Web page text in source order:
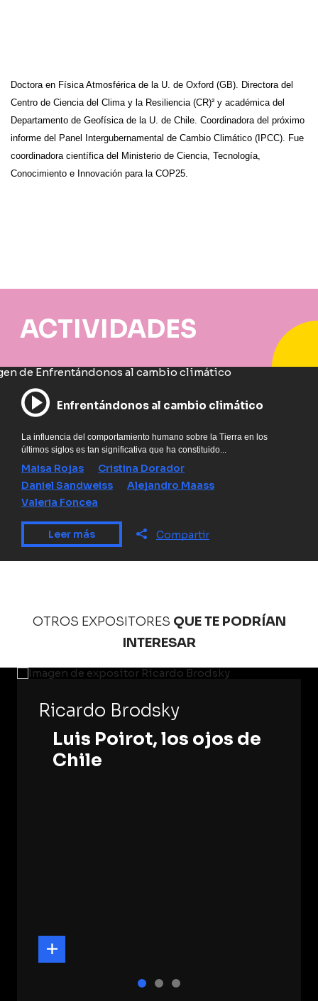
Doctora en Física Atmosférica de la U. de Oxford (GB). Directora del
Centro de Ciencia del Clima y la Resiliencia (CR)² y académica del
Departamento de Geofísica de la U. de Chile. Coordinadora del próximo
informe del Panel Intergubernamental de Cambio Climático (IPCC). Fue
coordinadora científica del Ministerio de Ciencia, Tecnología,
Conocimiento e Innovación para la COP25.
ACTIVIDADES
Enfrentándonos al cambio climático
La influencia del comportamiento humano sobre la Tierra en los
últimos siglos es tan significativa que ha constituido...
Maisa Rojas
Cristina Dorador
Daniel Sandweiss
Alejandro Maass
Valeria Foncea
Leer más Compartir
OTROS EXPOSITORES QUE TE PODRÍAN
INTERESAR
Ricardo Brodsky
Luis Poirot, los ojos de
Chile